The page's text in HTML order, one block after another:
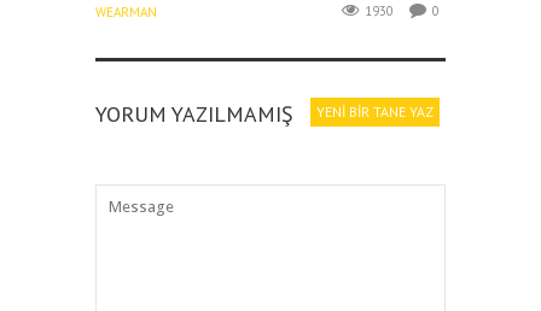
WEARMAN 1930 0
YORUM YAZILMAMIŞ YENI BIR TANE YAZ